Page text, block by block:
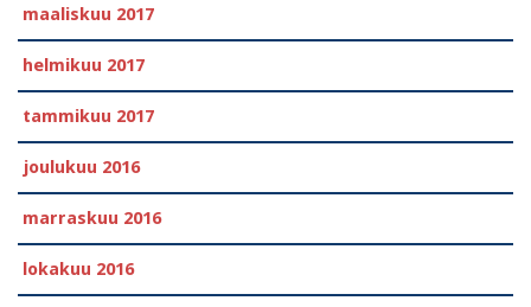
maaliskuu 2017
helmikuu 2017
tammikuu 2017
joulukuu 2016
marraskuu 2016
lokakuu 2016